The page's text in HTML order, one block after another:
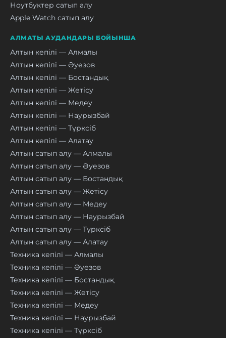
Ноутбуктер сатып алу
Apple Watch сатып алу
АЛМАТЫ АУДАНДАРЫ БОЙЫНША
Алтын кепілі — Алмалы
Алтын кепілі — Әуезов
Алтын кепілі — Бостандық
Алтын кепілі — Жетісу
Алтын кепілі — Медеу
Алтын кепілі — Наурызбай
Алтын кепілі — Түрксіб
Алтын кепілі — Алатау
Алтын сатып алу — Алмалы
Алтын сатып алу — Әуезов
Алтын сатып алу — Бостандық
Алтын сатып алу — Жетісу
Алтын сатып алу — Медеу
Алтын сатып алу — Наурызбай
Алтын сатып алу — Түрксіб
Алтын сатып алу — Алатау
Техника кепілі — Алмалы
Техника кепілі — Әуезов
Техника кепілі — Бостандық
Техника кепілі — Жетісу
Техника кепілі — Медеу
Техника кепілі — Наурызбай
Техника кепілі — Түрксіб